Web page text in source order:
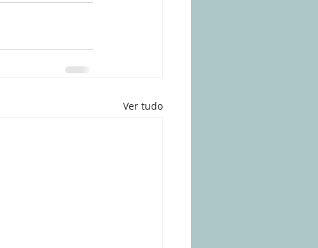
Ver tudo